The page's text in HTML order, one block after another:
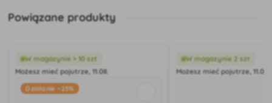
Powiązane produkty
W magazynie > 10 szt
Możesz mieć pojutrze, 11.08.
Działanie −23%
W magazynie 2 szt
Możesz mieć pojutrze, 11.08.